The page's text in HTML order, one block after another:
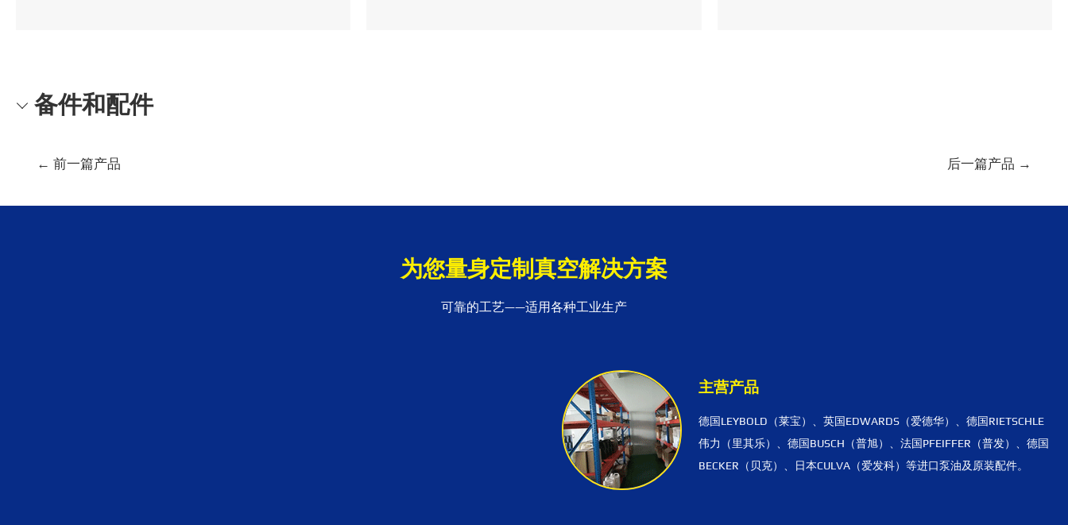
备件和配件
导
← 前一篇产品 后一篇产品 →
为您量身定制真空解决方案
可靠的工艺——适用各种工业生产
主营产品
德国LEYBOLD（莱宝）、英国EDWARDS（爱德华）、德国RIETSCHLE
伟力（里其乐）、德国BUSCH（普旭）、法国PFEIFFER（普发）、德国
BECKER（贝克）、日本CULVA（爱发科）等进口泵油及原装配件。